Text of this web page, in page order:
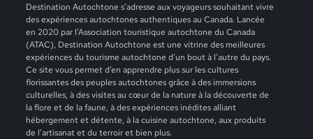
Destination Autochtone s’adresse aux voyageurs souhaitant vivre
des expériences autochtones authentiques au Canada. Lancée
en 2020 par l’Association touristique autochtone du Canada
(ATAC), Destination Autochtone est une vitrine des meilleures
expériences du tourisme autochtone d’un bout à l’autre du pays.
Ce site vous permet d’en apprendre plus sur les cultures
florissantes des peuples autochtones grâce à des immersions
culturelles, à des visites au cœur de la nature à la découverte de
la flore et de la faune, à des expériences inédites alliant
hébergement et détente, à la cuisine autochtone, aux produits
de l’artisanat et du terroir et bien plus.